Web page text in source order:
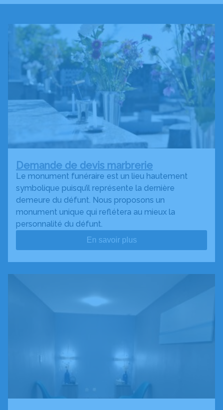
Demande de devis marbrerie
Le monument funéraire est un lieu hautement
symbolique puisqu’il représente la dernière
demeure du défunt. Nous proposons un
monument unique qui reflétera au mieux la
personnalité du défunt.
En savoir plus